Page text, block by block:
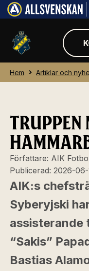
Hem Artiklar och
TRUPPEN
Författare: AIK
Publicerad: 2026-06-
AIK:s
Syberyjski
assisterande
“Sakis”
Bastias